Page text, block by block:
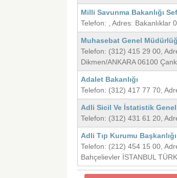
Milli Savunma Bakanlığı
Telefon: , Adres: Bakanlıklar
Muhasebat Genel
Telefon: (312) 415 29 00,
Dikmen/ANKARA 06100
Adalet Bakanlığı
Telefon: (312) 417 77 70,
Adli Sicil Ve İstatistik
Telefon: (312) 431 61 20,
Adli Tıp Kurumu Başkanlığı
Telefon: (212) 454 15 00,
Bahçelievler İSTANBUL